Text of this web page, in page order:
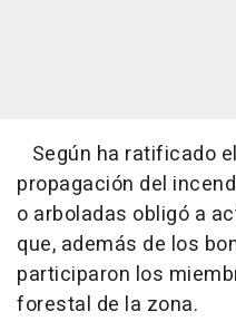
Según ha ratificado
propagación del
o arboladas obligó a
que, además de los
participaron los
forestal de la zona.